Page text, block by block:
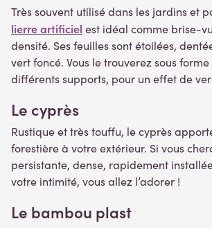
Très souvent utilisé dans les jardins et
lierre artificiel est idéal comme brise-
densité. Ses feuilles sont étoilées,
vert foncé. Vous le trouverez sous
différents supports, pour un effet de
Le cyprès
Rustique et très touffu, le cyprès
forestière à votre extérieur. Si vous
persistante, dense, rapidement
votre intimité, vous allez l’adorer !
Le bambou plast